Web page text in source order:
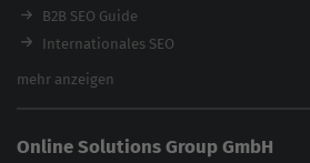
Ladezeiten-Check
Brand Protection Tool
Website SEO Check
feed2content.ai
B2B SEO Guide
Internationales SEO
eCommerce SEO
In ChatGPT gefunden werden
mehr anzeigen
Online Solutions Group GmbH